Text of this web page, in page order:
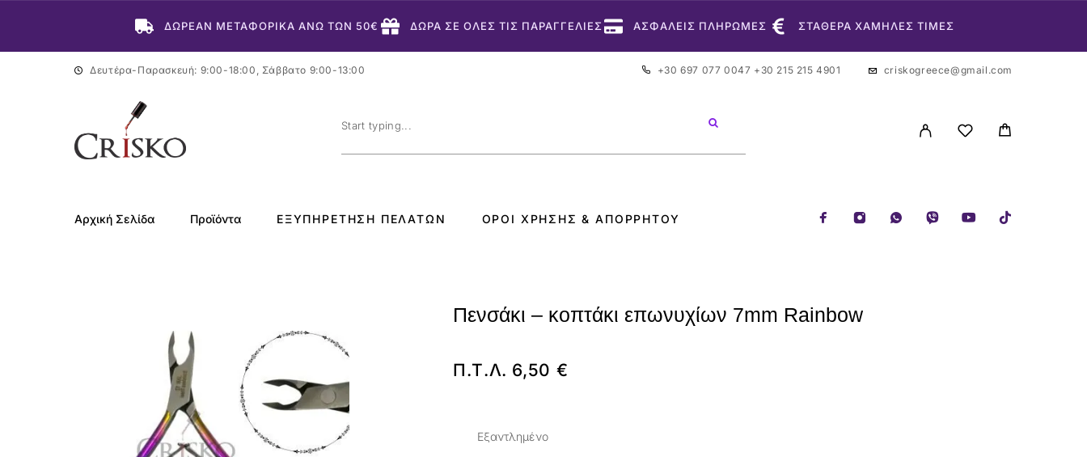
ΔΩΡΕΑΝ ΜΕΤΑΦΟΡΙΚΑ ΑΝΩ ΤΩΝ 50€ ΔΩΡΑ ΣΕ ΟΛΕΣ ΤΙΣ ΠΑΡΑΓΓΕΛΙΕΣ ΑΣΦΑΛΕΙΣ ΠΛΗΡΩΜΕΣ ΣΤΑΘΕΡΑ ΧΑΜΗΛΕΣ ΤΙΜΕΣ
Δευτέρα-Παρασκευή: 9:00-18:00, Σάββατο 9:00-13:00 +30 697 077 0047 +30 215 215 4901 criskogreece@gmail.com
Αρχική Σελίδα Προϊόντα ΕΞΥΠΗΡΈΤΗΣΗ ΠΕΛΑΤΏΝ ΌΡΟΙ ΧΡΉΣΗΣ & ΑΠΟΡΡΉΤΟΥ
Πενσάκι – κοπτάκι επωνυχίων 7mm Rainbow
Π.Τ.Λ. 6,50 €
Εξαντλημένο